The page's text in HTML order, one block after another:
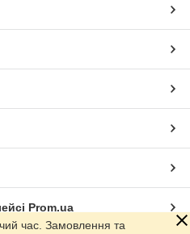
Prom.ua
час. Замовлення та